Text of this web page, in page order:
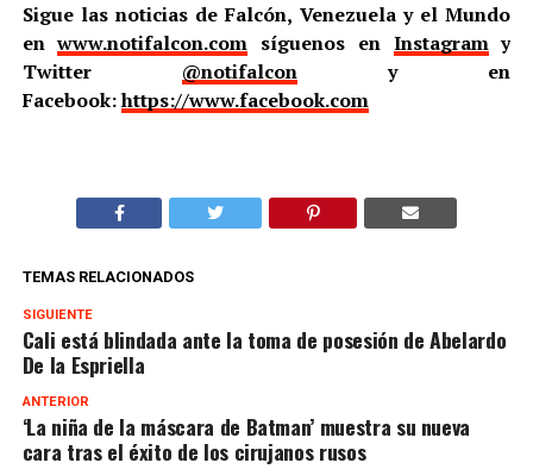
Sigue las noticias de Falcón, Venezuela y el Mundo
enwww.notifalcon.com síguenos en Instagramy
Twitter @notifalcony en
Facebook:https://www.facebook.com
TEMAS RELACIONADOS
SIGUIENTE
Cali está blindada ante la toma de posesión de Abelardo
De la Espriella
ANTERIOR
‘La niña de la máscara de Batman’ muestra su nueva
cara tras el éxito de los cirujanos rusos